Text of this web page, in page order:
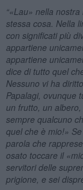
“«Lau» nella
stessa cosa. Nella
con significati più
appartiene
appartiene
dice di tutto quel
Nessuno vi ha
Papalagi, ovunque
un frutto, un
sempre qualcuno
quel che è mio!»
parola che
osato toccare il
servitori delle
prigione, e sei